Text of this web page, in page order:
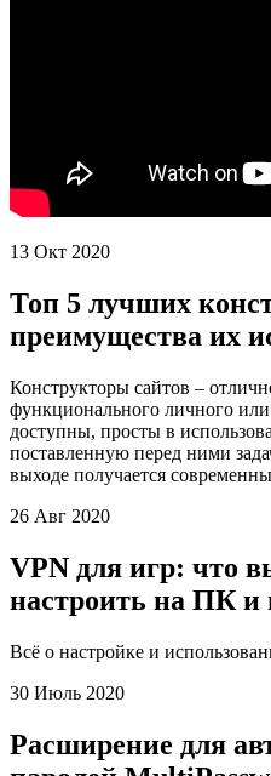
13 Окт 2020
Топ 5 лучших
преимущества их
Конструкторы сайтов –
функционального личного
доступны, просты в
поставленную перед ними
выходе получается
26 Авг 2020
VPN для игр: что
настроить на ПК и
Всё о настройке и
30 Июль 2020
Расширение для